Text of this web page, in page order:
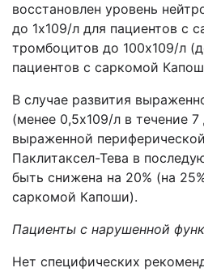
восстановлен уровень
до 1х109/л для пациентов с
тромбоцитов до 100х109/л
пациентов с саркомой
В случае развития
(менее 0,5х109/л в течение
выраженной
Паклитаксел-Тева в
быть снижена на 20% (на
саркомой Капоши).
Пациенты с нарушенной
Нет специфических